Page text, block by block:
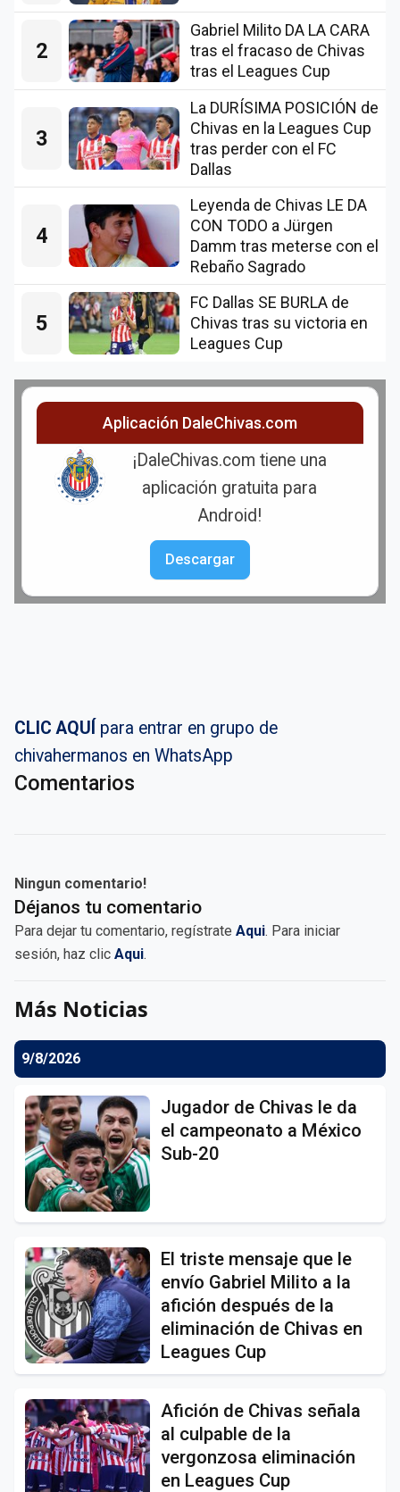
2
Gabriel Milito DA LA CARA
tras el fracaso de Chivas
tras el Leagues Cup
3
La DURÍSIMA POSICIÓN de
Chivas en la Leagues Cup
tras perder con el FC
Dallas
4
Leyenda de Chivas LE DA
CON TODO a Jürgen
Damm tras meterse con el
Rebaño Sagrado
5
FC Dallas SE BURLA de
Chivas tras su victoria en
Leagues Cup
Aplicación DaleChivas.com
¡DaleChivas.com tiene una
aplicación gratuita para
Android!
Descargar
CLIC AQUÍ para entrar en grupo de
chivahermanos en WhatsApp
Comentarios
Ningun comentario!
Déjanos tu comentario
Para dejar tu comentario, regístrate Aqui. Para iniciar
sesión, haz clic Aqui.
Más Noticias
9/8/2026
Jugador de Chivas le da
el campeonato a México
Sub-20
El triste mensaje que le
envío Gabriel Milito a la
afición después de la
eliminación de Chivas en
Leagues Cup
Afición de Chivas señala
al culpable de la
vergonzosa eliminación
en Leagues Cup